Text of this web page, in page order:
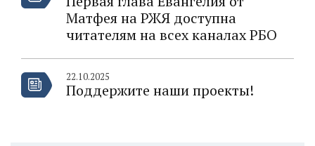
Матфея на РЖЯ доступна
читателям на всех каналах РБО
22.10.2025
Поддержите наши проекты!